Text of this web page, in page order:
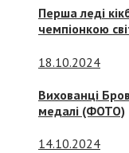
Перша леді
чемпіонкою
18.10.2024
Вихованці
медалі (ФОТО)
14.10.2024